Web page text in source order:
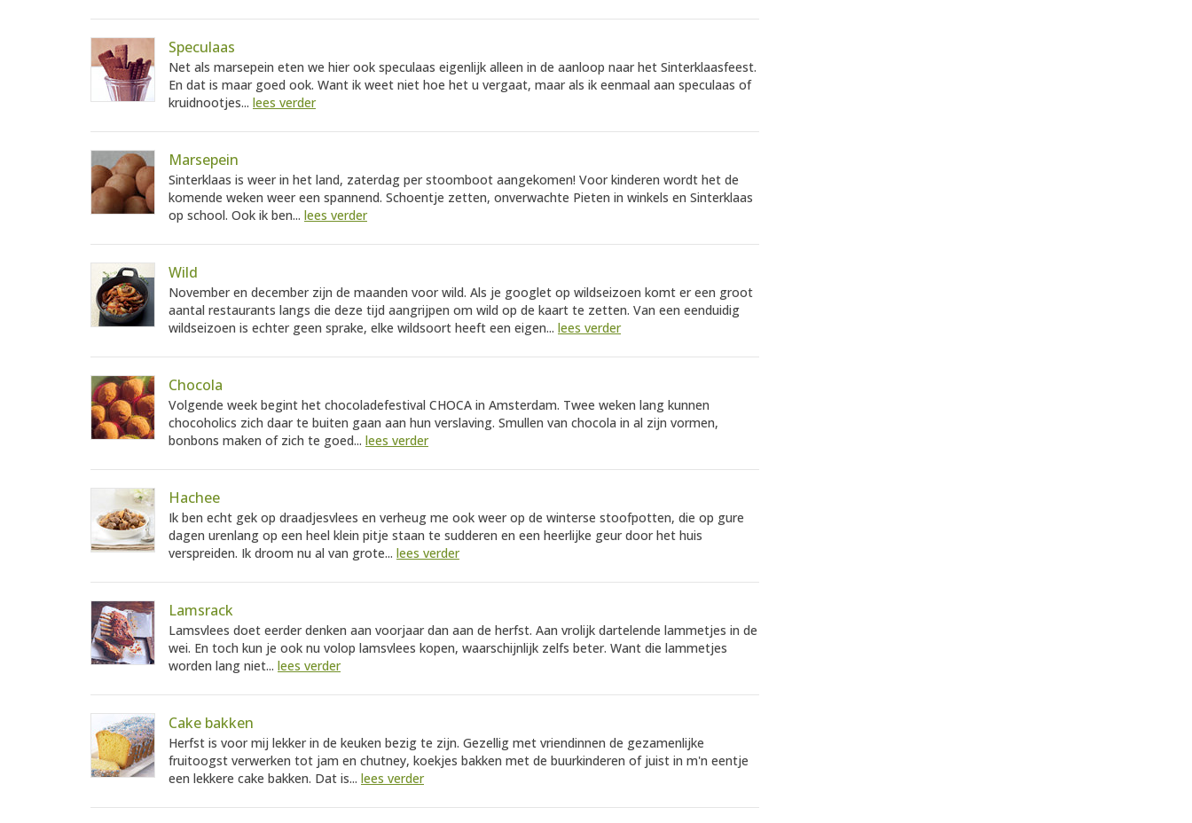
Speculaas
Net als marsepein eten we hier ook speculaas eigenlijk alleen in de aanloop naar het Sinterklaasfeest.
En dat is maar goed ook. Want ik weet niet hoe het u vergaat, maar als ik eenmaal aan speculaas of
kruidnootjes... lees verder
Marsepein
Sinterklaas is weer in het land, zaterdag per stoomboot aangekomen! Voor kinderen wordt het de
komende weken weer een spannend. Schoentje zetten, onverwachte Pieten in winkels en Sinterklaas
op school. Ook ik ben... lees verder
Wild
November en december zijn de maanden voor wild. Als je googlet op wildseizoen komt er een groot
aantal restaurants langs die deze tijd aangrijpen om wild op de kaart te zetten. Van een eenduidig
wildseizoen is echter geen sprake, elke wildsoort heeft een eigen... lees verder
Chocola
Volgende week begint het chocoladefestival CHOCA in Amsterdam. Twee weken lang kunnen
chocoholics zich daar te buiten gaan aan hun verslaving. Smullen van chocola in al zijn vormen,
bonbons maken of zich te goed... lees verder
Hachee
Ik ben echt gek op draadjesvlees en verheug me ook weer op de winterse stoofpotten, die op gure
dagen urenlang op een heel klein pitje staan te sudderen en een heerlijke geur door het huis
verspreiden. Ik droom nu al van grote... lees verder
Lamsrack
Lamsvlees doet eerder denken aan voorjaar dan aan de herfst. Aan vrolijk dartelende lammetjes in de
wei. En toch kun je ook nu volop lamsvlees kopen, waarschijnlijk zelfs beter. Want die lammetjes
worden lang niet... lees verder
Cake bakken
Herfst is voor mij lekker in de keuken bezig te zijn. Gezellig met vriendinnen de gezamenlijke
fruitoogst verwerken tot jam en chutney, koekjes bakken met de buurkinderen of juist in m'n eentje
een lekkere cake bakken. Dat is... lees verder